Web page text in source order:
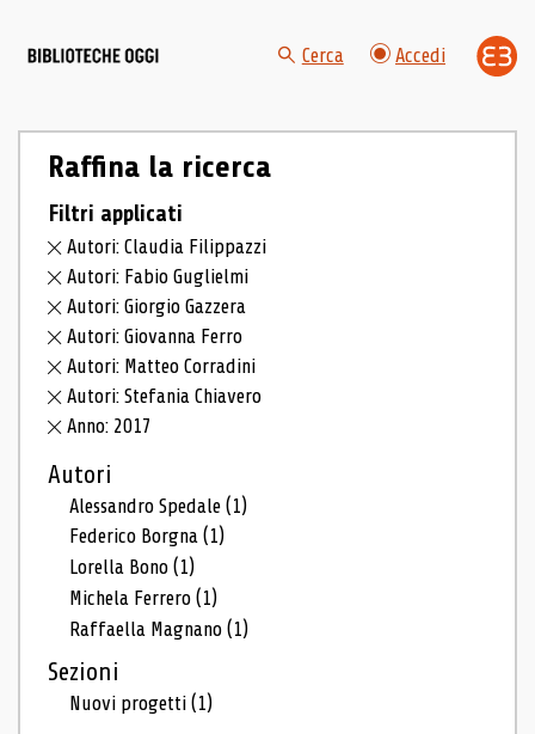
Cerca Accedi
Raffina la ricerca
Filtri applicati
Autori: Claudia Filippazzi
Autori: Fabio Guglielmi
Autori: Giorgio Gazzera
Autori: Giovanna Ferro
Autori: Matteo Corradini
Autori: Stefania Chiavero
Anno: 2017
Autori
Alessandro Spedale(1)
Federico Borgna(1)
Lorella Bono(1)
Michela Ferrero(1)
Raffaella Magnano(1)
Sezioni
Nuovi progetti(1)